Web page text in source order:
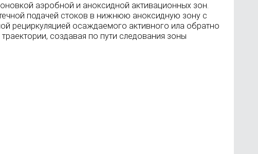
аэробной и аноксидной активационных зон.
подачей стоков в нижнюю аноксидную зону с
рециркуляцией осаждаемого активного ила обратно
создавая по пути следования зоны